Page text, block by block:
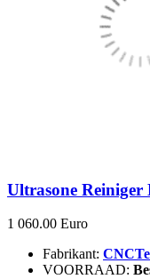
Ultrasone
1 060.00 Euro
Fabrikant:
VOORRAAD: